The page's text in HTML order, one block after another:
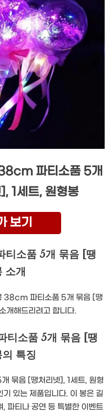
파티소품 5개
1세트, 원형봉
보기
소품 5개 묶음 [땡
소개
38cm 파티소품 5개 묶음 [땡
개해드리려고 합니다.
티소품 5개 묶음 [땡
특징
묶음 [땡처리넷], 1세트, 원형
있는 제품입니다. 이 봉은 길
파티나 공연 등 특별한 이벤트